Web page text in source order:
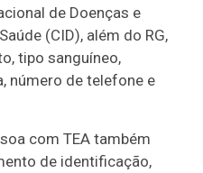
de Doenças e
(CID), além do RG,
tipo sanguíneo,
número de telefone e
com TEA também
de identificação,